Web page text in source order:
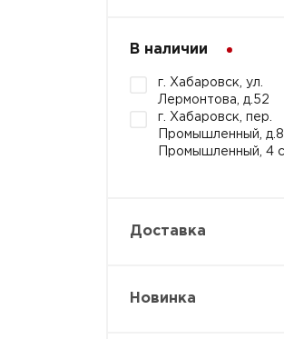
В наличии
г. Хабаровск, ул.
Лермонтова, д.52
г. Хабаровск, пер.
Промышленный,
Промышленный, 4
Доставка
Новинка